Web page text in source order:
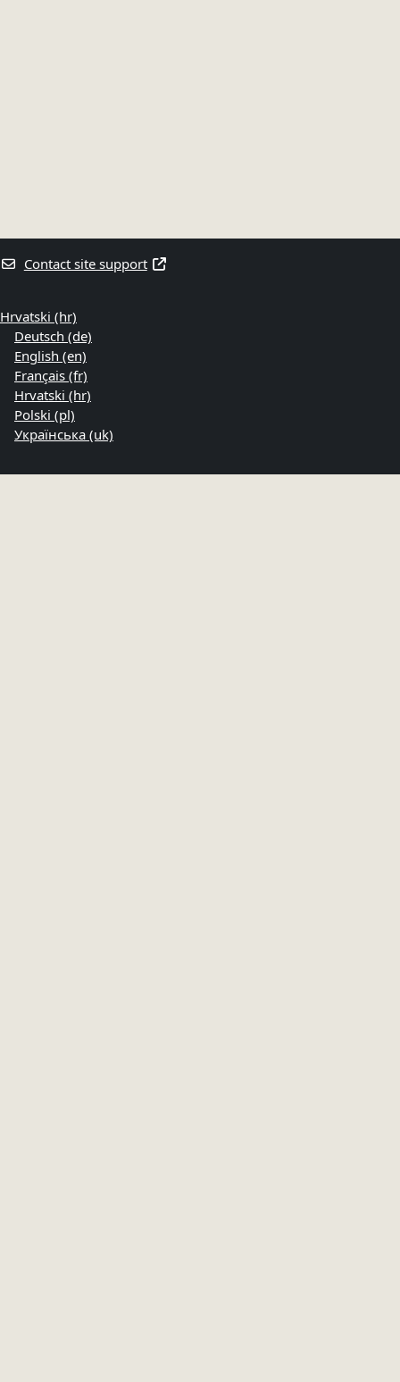
Contact site support
Hrvatski ‎(hr)‎
Deutsch ‎(de)‎
English ‎(en)‎
Français ‎(fr)‎
Hrvatski ‎(hr)‎
Polski ‎(pl)‎
Українська ‎(uk)‎